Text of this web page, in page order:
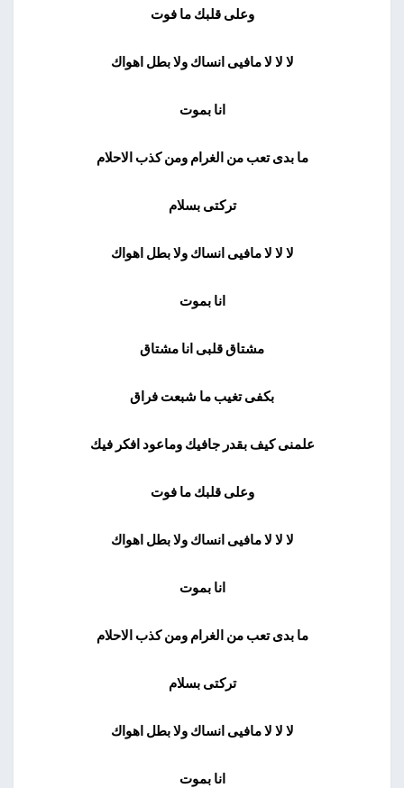
وعلى قلبك ما فوت
لا لا لا مافيى انساك ولا بطل اهواك
انا بموت
ما بدى تعب من الغرام ومن كذب الاحلام
تركتى بسلام
لا لا لا مافيى انساك ولا بطل اهواك
انا بموت
مشتاق قلبى انا مشتاق
بكفى تغيب ما شبعت فراق
علمنى كيف بقدر جافيك وماعود افكر فيك
وعلى قلبك ما فوت
لا لا لا مافيى انساك ولا بطل اهواك
انا بموت
ما بدى تعب من الغرام ومن كذب الاحلام
تركتى بسلام
لا لا لا مافيى انساك ولا بطل اهواك
انا بموت